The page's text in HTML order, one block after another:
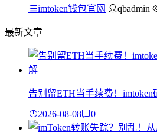
imtoken钱包官网 qbadmin
最新文章
告别留ETH当手续费！
2026-08-08 0